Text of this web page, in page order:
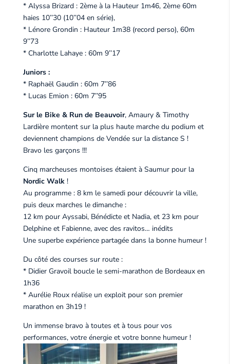
* Alyssa Brizard : 2ème à la Hauteur 1m46, 2ème 60m
haies 10’’30 (10’’04 en série),
* Lénore Grondin : Hauteur 1m38 (record perso), 60m
9’’73
* Charlotte Lahaye : 60m 9’’17
Juniors :
* Raphaël Gaudin : 60m 7’’86
* Lucas Emion : 60m 7’’95
Sur le Bike & Run de Beauvoir, Amaury & Timothy
Lardière montent sur la plus haute marche du podium et
deviennent champions de Vendée sur la distance S !
Bravo les garçons !!!
Cinq marcheuses montoises étaient à Saumur pour la
Nordic Walk!
Au programme : 8 km le samedi pour découvrir la ville,
puis deux marches le dimanche :
12 km pour Ayssabi, Bénédicte et Nadia, et 23 km pour
Delphine et Fabienne, avec des ravitos… inédits
Une superbe expérience partagée dans la bonne humeur !
Du côté des courses sur route :
* Didier Gravoil boucle le semi-marathon de Bordeaux en
1h36
* Aurélie Roux réalise un exploit pour son premier
marathon en 3h19 !
Un immense bravo à toutes et à tous pour vos
performances, votre énergie et votre bonne humeur !